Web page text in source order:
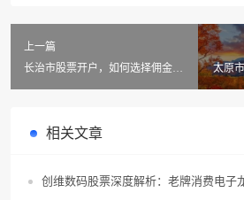
上一篇
长治市股票开户，如何选择佣金
太原
相关文章
创维数码股票深度解析：老牌消费电子